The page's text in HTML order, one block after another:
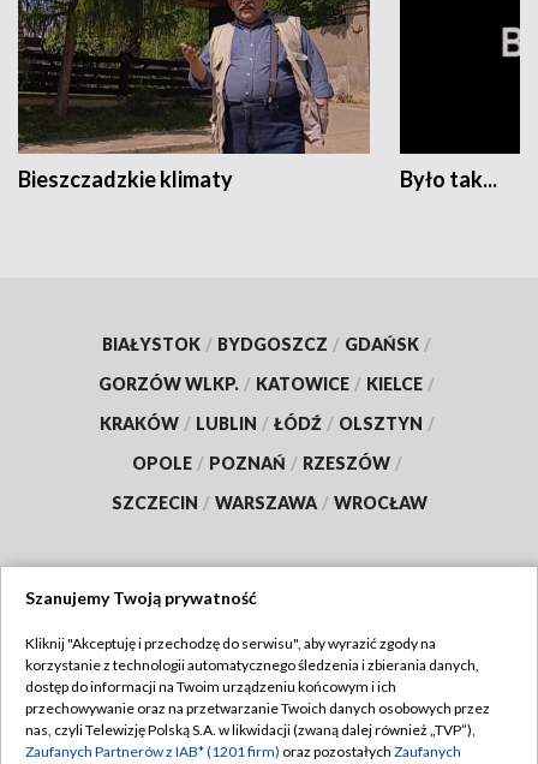
Bieszczadzkie klimaty Było tak...
BIAŁYSTOK / BYDGOSZCZ / GDAŃSK /
GORZÓW WLKP. / KATOWICE / KIELCE /
KRAKÓW / LUBLIN / ŁÓDŹ / OLSZTYN /
OPOLE / POZNAŃ / RZESZÓW /
SZCZECIN / WARSZAWA / WROCŁAW
TVP
Abonament TVP
Emisja w TVP
Regulamin TVP
Polityka prywatności
Szanujemy Twoją prywatność
Kliknij "Akceptuję i przechodzę do serwisu", aby wyrazić zgody na
korzystanie z technologii automatycznego śledzenia i zbierania danych,
dostęp do informacji na Twoim urządzeniu końcowym i ich
przechowywanie oraz na przetwarzanie Twoich danych osobowych przez
nas, czyli Telewizję Polską S.A. w likwidacji (zwaną dalej również „TVP”),
Zaufanych Partnerów z IAB* (1201 firm) oraz pozostałych Zaufanych